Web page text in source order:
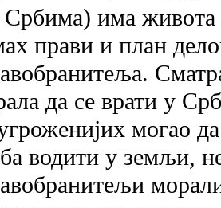
Србима) има живота
прави и план
да се врати у
могао
водити у земљи,